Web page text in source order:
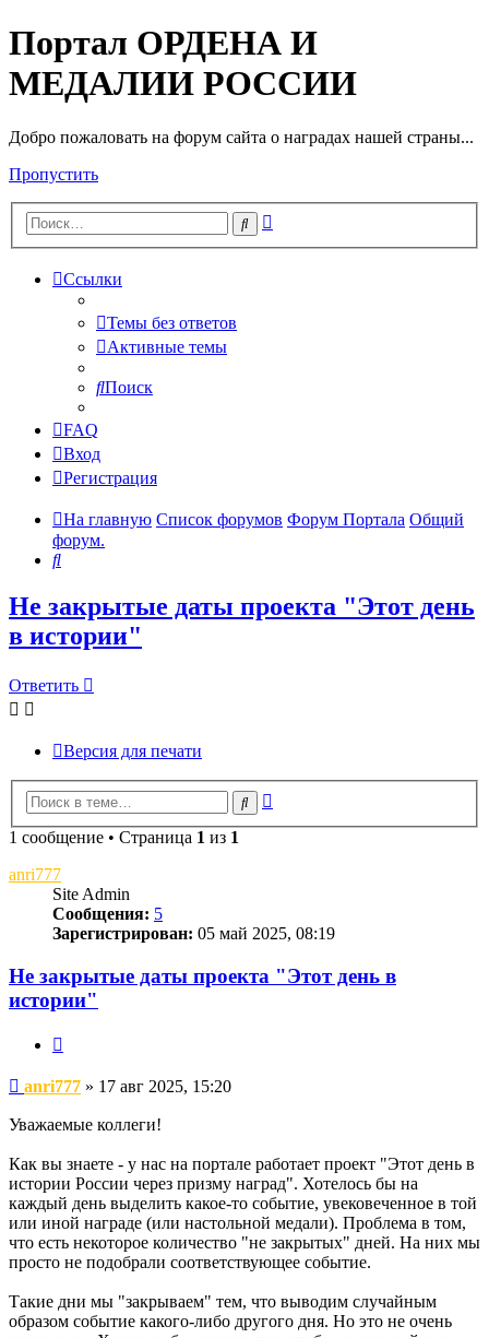
Портал ОРДЕНА И
МЕДАЛИИ РОССИИ
Добро пожаловать на форум сайта о наградах нашей страны...
Пропустить
Поиск
Ссылки
Темы без ответов
Активные темы
Поиск
FAQ
Вход
Регистрация
На главную Список форумов Форум Портала Общий
форум.
Поиск
Не закрытые даты проекта "Этот день
в истории"
Ответить
Версия для печати
Поиск
1 сообщение • Страница 1 из 1
anri777
Site Admin
Сообщения: 5
Зарегистрирован: 05 май 2025, 08:19
Не закрытые даты проекта "Этот день в
истории"
Сообщение
anri777 » 17 авг 2025, 15:20
Уважаемые коллеги!
Как вы знаете - у нас на портале работает проект "Этот день в
истории России через призму наград". Хотелось бы на
каждый день выделить какое-то событие, увековеченное в той
или иной награде (или настольной медали). Проблема в том,
что есть некоторое количество "не закрытых" дней. На них мы
просто не подобрали соответствующее событие.
Такие дни мы "закрываем" тем, что выводим случайным
образом событие какого-либо другого дня. Но это не очень